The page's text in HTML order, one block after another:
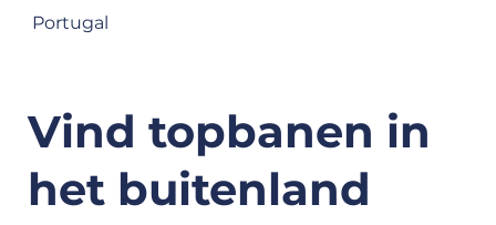
Portugal
Vind topbanen in
het buitenland